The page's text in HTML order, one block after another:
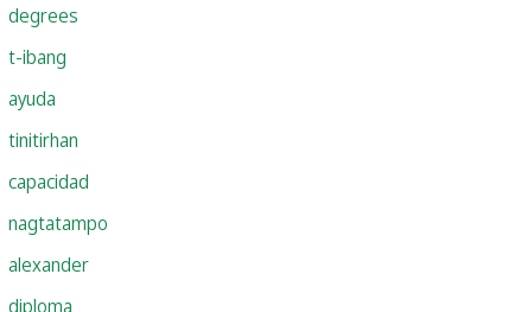
degrees
t-ibang
ayuda
tinitirhan
capacidad
nagtatampo
alexander
diploma